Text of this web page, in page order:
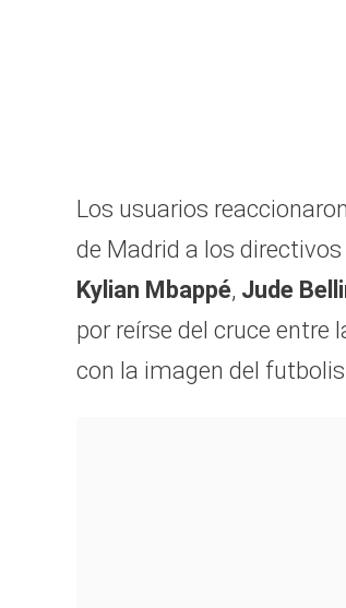
Los usuarios
de Madrid a los
Kylian Mbappé, Jude
por reírse del cruce
con la imagen del